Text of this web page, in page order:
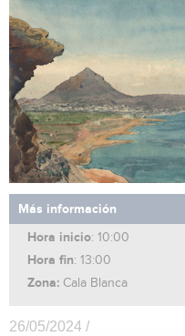
Más información
Hora inicio: 10:00
Hora fin: 13:00
Zona: Cala Blanca
26/05/2024 /